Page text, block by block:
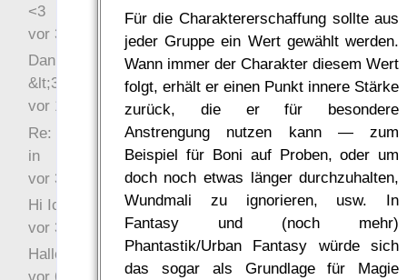
Für die Charaktererschaffung sollte aus
jeder Gruppe ein Wert gewählt werden.
Wann immer der Charakter diesem Wert
folgt, erhält er einen Punkt innere Stärke
zurück, die er für besondere
Anstrengung nutzen kann — zum
Beispiel für Boni auf Proben, oder um
doch noch etwas länger durchzuhalten,
Wundmali zu ignorieren, usw. In
Fantasy und (noch mehr)
Phantastik/Urban Fantasy würde sich
das sogar als Grundlage für Magie
<3
vor 34 Wochen 3 Tage
Danke für das Statement
&lt;3
vor 1 Jahr 48 Wochen
Re: Hi Ich bin völlig neu
in
vor 3 Jahre 33 Wochen
Hi Ich bin völlig neu in
vor 3 Jahre 45 Wochen
Hallo Ochrasylion